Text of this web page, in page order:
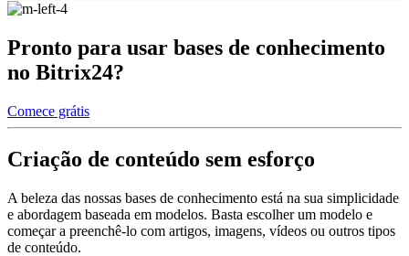
Pronto para usar bases de conhecimento
no Bitrix24?
Comece grátis
Criação de conteúdo sem esforço
A beleza das nossas bases de conhecimento está na sua simplicidade
e abordagem baseada em modelos. Basta escolher um modelo e
começar a preenchê-lo com artigos, imagens, vídeos ou outros tipos
de conteúdo.